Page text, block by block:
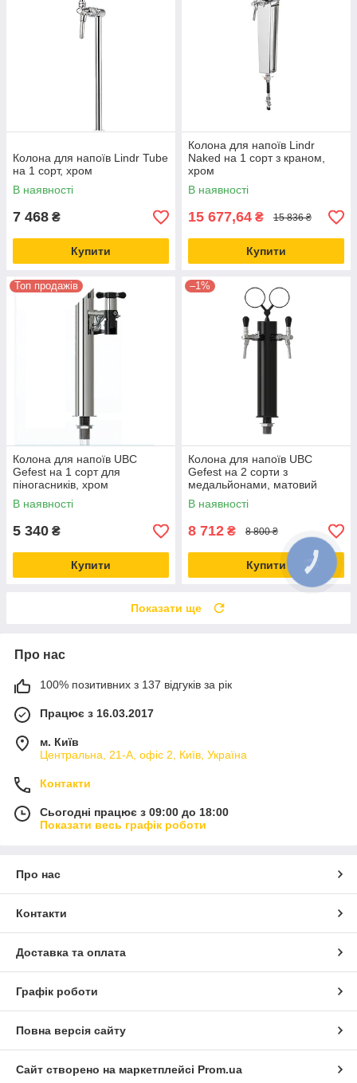
Колона для напоїв Lindr Tube
на 1 сорт, хром
В наявності
7 468 ₴
Купити
Колона для напоїв Lindr
Naked на 1 сорт з краном,
хром
В наявності
15 677,64 ₴ 15 836 ₴
Купити
Топ продажів
Колона для напоїв UBC
Gefest на 1 сорт для
піногасників, хром
В наявності
5 340 ₴
Купити
–1%
Колона для напоїв UBC
Gefest на 2 сорти з
медальйонами, матовий
чорний
В наявності
8 712 ₴ 8 800 ₴
Купити
Показати ще
Про нас
100% позитивних з 137 відгуків за рік
Працює з 16.03.2017
м. Київ
Центральна, 21-А, офіс 2, Київ, Україна
Контакти
Сьогодні працює з 09:00 до 18:00
Показати весь графік роботи
Про нас
Контакти
Доставка та оплата
Графік роботи
Повна версія сайту
Сайт створено на маркетплейсі Prom.ua